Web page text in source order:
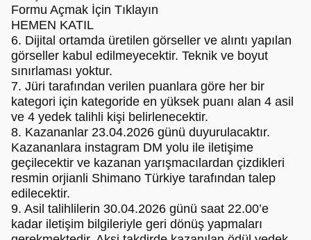
Formu Açmak İçin Tıklayın
HEMEN KATIL
6. Dijital ortamda üretilen görseller ve alıntı yapılan
görseller kabul edilmeyecektir. Teknik ve boyut
sınırlaması yoktur.
7. Jüri tarafından verilen puanlara göre her bir
kategori için kategoride en yüksek puanı alan 4 asil
ve 4 yedek talihli kişi belirlenecektir.
8. Kazananlar 23.04.2026 günü duyurulacaktır.
Kazananlara instagram DM yolu ile iletişime
geçilecektir ve kazanan yarışmacılardan çizdikleri
resmin orjianli Shimano Türkiye tarafından talep
edilecektir.
9. Asil talihlilerin 30.04.2026 günü saat 22.00’e
kadar iletişim bilgileriyle geri dönüş yapmaları